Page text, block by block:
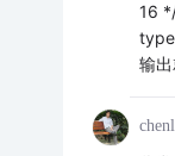
16
输出